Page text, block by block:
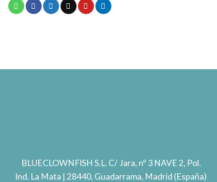
BLUECLOWNFISH S.L. C/ Jara, nº 3 NAVE 2, Pol.
Ind. La Mata | 28440, Guadarrama, Madrid (España)